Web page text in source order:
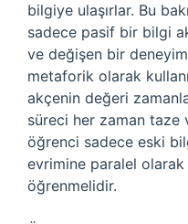
bilgiye ulaşırlar. Bu
sadece pasif bir bilgi
ve değişen bir
metaforik olarak
akçenin değeri
süreci her zaman taze
öğrenci sadece eski
evrimine paralel
öğrenmelidir.